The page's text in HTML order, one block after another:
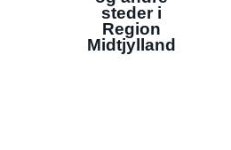
steder i
Region
Midtjylland